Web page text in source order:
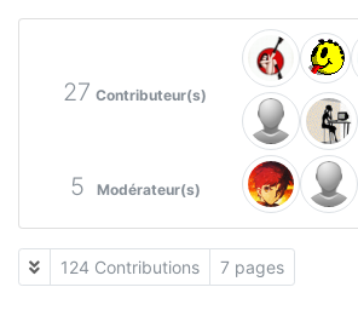
27 Contributeur(s)
5 Modérateur(s)
124 Contributions 7 pages